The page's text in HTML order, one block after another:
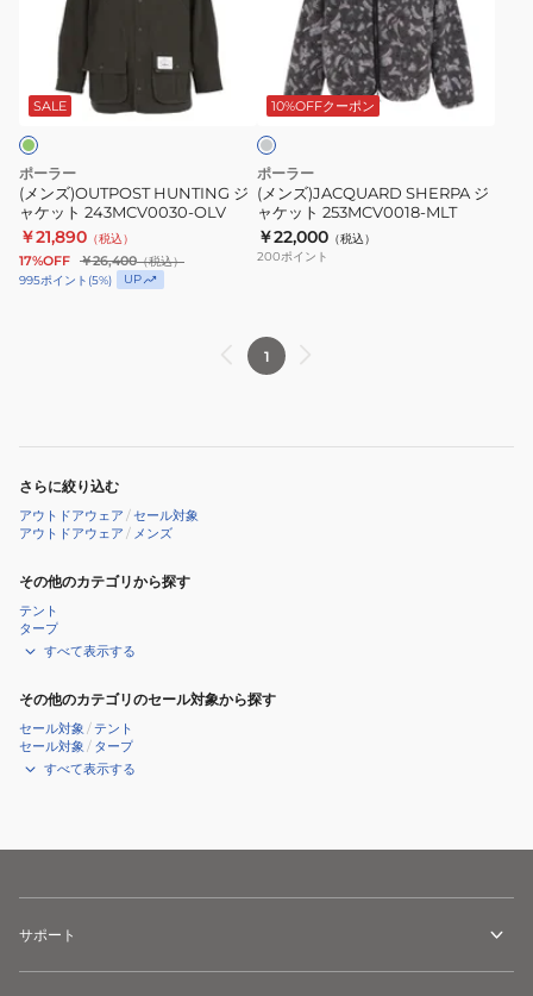
261MCV0033
ッ
ト
243MCV0030-
OLV
SALE
ポーラー
(メンズ)OUTPOST HUNTING ジ
ャケット 243MCV0030-OLV
￥21,890 （税込）
17%OFF ￥26,400（税込）
995ポイント (5%) UP
ッ
ト
253MCV0018-
MLT
10%OFFクーポン
チ
コ
グ
レ
ー
ポーラー
(メンズ)JACQUARD SHERPA ジ
ャケット 253MCV0018-MLT
￥22,000 （税込）
200ポイント
1
さらに絞り込む
アウトドアウェア /セール対象
アウトドアウェア / メンズ
その他のカテゴリから探す
テント
タープ
すべて表示する
その他のカテゴリのセール対象から探す
セール対象 /テント
セール対象 / タープ
すべて表示する
サポート